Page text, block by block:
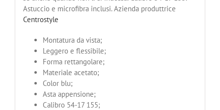
Astuccio e microfibra inclusi. Azienda produttrice
Centrostyle
Montatura da vista;
Leggero e flessibile;
Forma rettangolare;
Materiale acetato;
Color blu;
Asta appensione;
Calibro 54-17 155;